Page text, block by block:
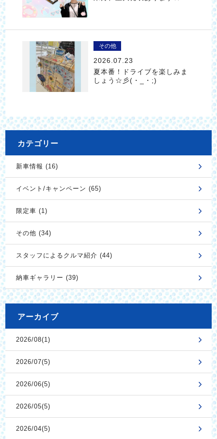
その他
2026.07.23
夏本番！ドライブを楽しみま
しょう☆彡(・_・;)
カテゴリー
新車情報 (16)
イベント/キャンペーン (65)
限定車 (1)
その他 (34)
スタッフによるクルマ紹介 (44)
納車ギャラリー (39)
アーカイブ
2026/08(1)
2026/07(5)
2026/06(5)
2026/05(5)
2026/04(5)